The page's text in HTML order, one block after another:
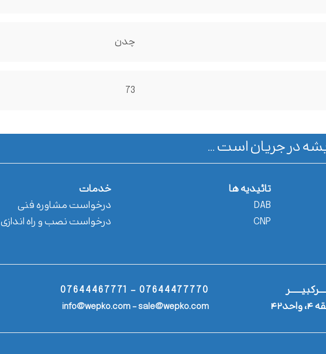
چدن
73
همیشه در جریان است ...
تائیدیه ها
DAB
CNP
خدمات
درخواست مشاوره فنی
درخواست نصب و راه اندازی
07644477770 - 07644467771
info@wepko.com - sale@wepko.com